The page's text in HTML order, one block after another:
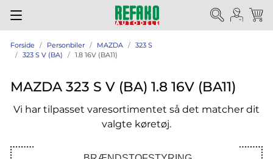
Forside Personbiler MAZDA
323 S
323 S V (BA)
1.8 16V (BA11)
MAZDA 323 S V (BA) 1.8 16V (BA11)
Vi har tilpasset varesortimentet så det matcher dit
valgte køretøj.